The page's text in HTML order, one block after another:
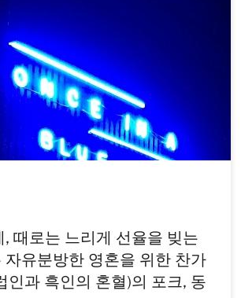
때로는 느리게 선율을 빚는
유분방한 영혼을 위한 찬가
과 흑인의 혼혈)의 포크, 동